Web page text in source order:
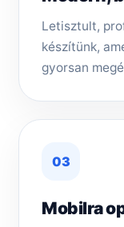
Letisztult,
készítünk,
gyorsan
03
Mobilra